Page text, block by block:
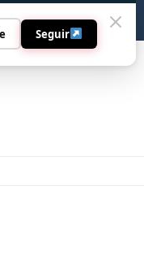
Seguir